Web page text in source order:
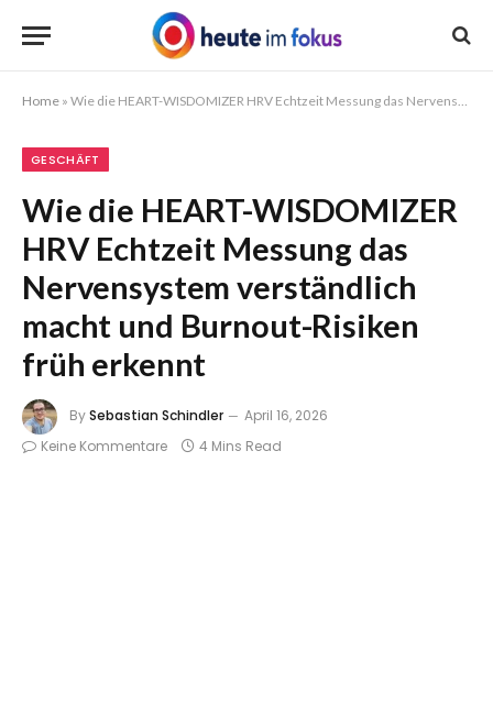
Home » Wie die HEART-WISDOMIZER HRV Echtzeit Messung das Nervensystem verständlich macht und Burnout-Risiken früh erkennt
GESCHÄFT
Wie die HEART-WISDOMIZER
HRV Echtzeit Messung das
Nervensystem verständlich
macht und Burnout-Risiken
früh erkennt
BySebastian Schindler
April 16, 2026
Keine Kommentare
4 Mins Read